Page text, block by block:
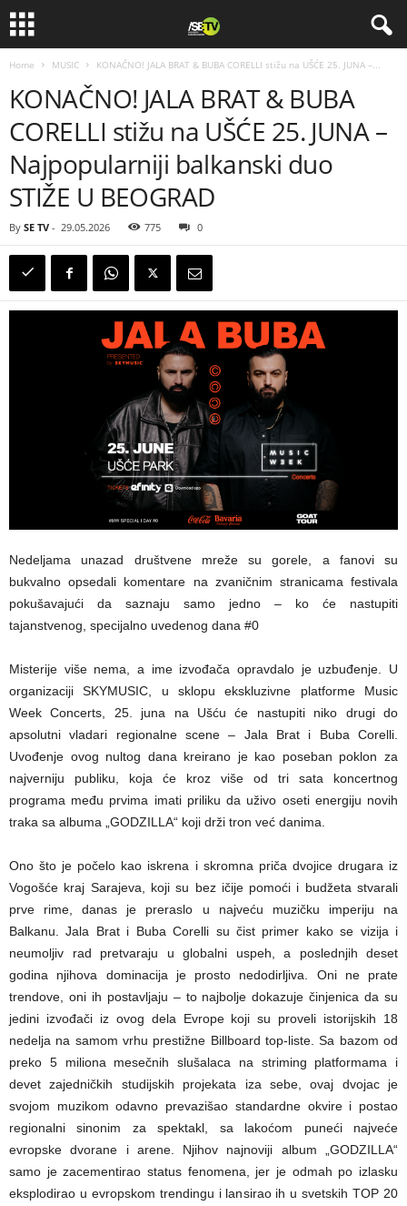
Home MUSIC KONAČNO! JALA BRAT & BUBA CORELLI stižu na UŠĆE 25. JUNA –...
KONAČNO! JALA BRAT & BUBA
CORELLI stižu na UŠĆE 25. JUNA –
Najpopularniji balkanski duo
STIŽE U BEOGRAD
By SE TV - 29.05.2026 775 0
Nedeljama unazad društvene mreže su gorele, a fanovi su
bukvalno opsedali komentare na zvaničnim stranicama festivala
pokušavajući da saznaju samo jedno – ko će nastupiti
tajanstvenog, specijalno uvedenog dana #0
Misterije više nema, a ime izvođača opravdalo je uzbuđenje. U
organizaciji SKYMUSIC, u sklopu ekskluzivne platforme Music
Week Concerts, 25. juna na Ušću će nastupiti niko drugi do
apsolutni vladari regionalne scene – Jala Brat i Buba Corelli.
Uvođenje ovog nultog dana kreirano je kao poseban poklon za
najverniju publiku, koja će kroz više od tri sata koncertnog
programa među prvima imati priliku da uživo oseti energiju novih
traka sa albuma „GODZILLA“ koji drži tron već danima.
Ono što je počelo kao iskrena i skromna priča dvojice drugara iz
Vogošće kraj Sarajeva, koji su bez ičije pomoći i budžeta stvarali
prve rime, danas je preraslo u najveću muzičku imperiju na
Balkanu. Jala Brat i Buba Corelli su čist primer kako se vizija i
neumoljiv rad pretvaraju u globalni uspeh, a poslednjih deset
godina njihova dominacija je prosto nedodirljiva. Oni ne prate
trendove, oni ih postavljaju – to najbolje dokazuje činjenica da su
jedini izvođači iz ovog dela Evrope koji su proveli istorijskih 18
nedelja na samom vrhu prestižne Billboard top-liste. Sa bazom od
preko 5 miliona mesečnih slušalaca na striming platformama i
devet zajedničkih studijskih projekata iza sebe, ovaj dvojac je
svojom muzikom odavno prevazišao standardne okvire i postao
regionalni sinonim za spektakl, sa lakoćom puneći najveće
evropske dvorane i arene. Njihov najnoviji album „GODZILLA“
samo je zacementirao status fenomena, jer je odmah po izlasku
eksplodirao u evropskom trendingu i lansirao ih u svetskih TOP 20